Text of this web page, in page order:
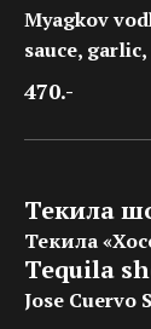
Myagkov
sauce,
470.-
Текила
Текила
Tequila
Jose Cuervo